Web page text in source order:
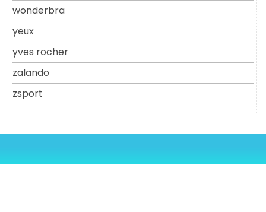
wonderbra
yeux
yves rocher
zalando
zsport